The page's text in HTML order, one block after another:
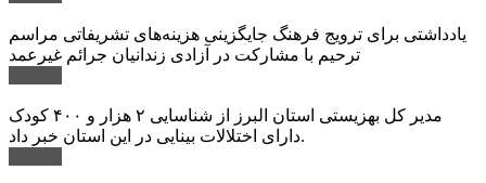
یادداشتی برای ترویج فرهنگ جایگزینی هزینه‌های تشریفاتی مراسم
ترحیم با مشارکت در آزادی زندانیان جرائم غیرعمد
مدیر کل بهزیستی استان البرز از شناسایی ۲ هزار و ۴۰۰ کودک
دارای اختلالات بینایی در این استان خبر داد.